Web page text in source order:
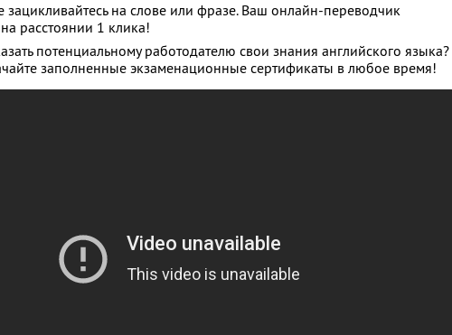
зацикливайтесь на слове или фразе. Ваш онлайн-переводчик
расстоянии 1 клика!
потенциальному работодателю свои знания английского языка?
заполненные экзаменационные сертификаты в любое время!